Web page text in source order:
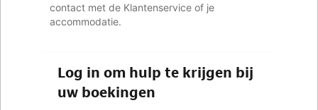
contact met de Klantenservice of je
accommodatie.
Log in om hulp te krijgen bij
uw boekingen